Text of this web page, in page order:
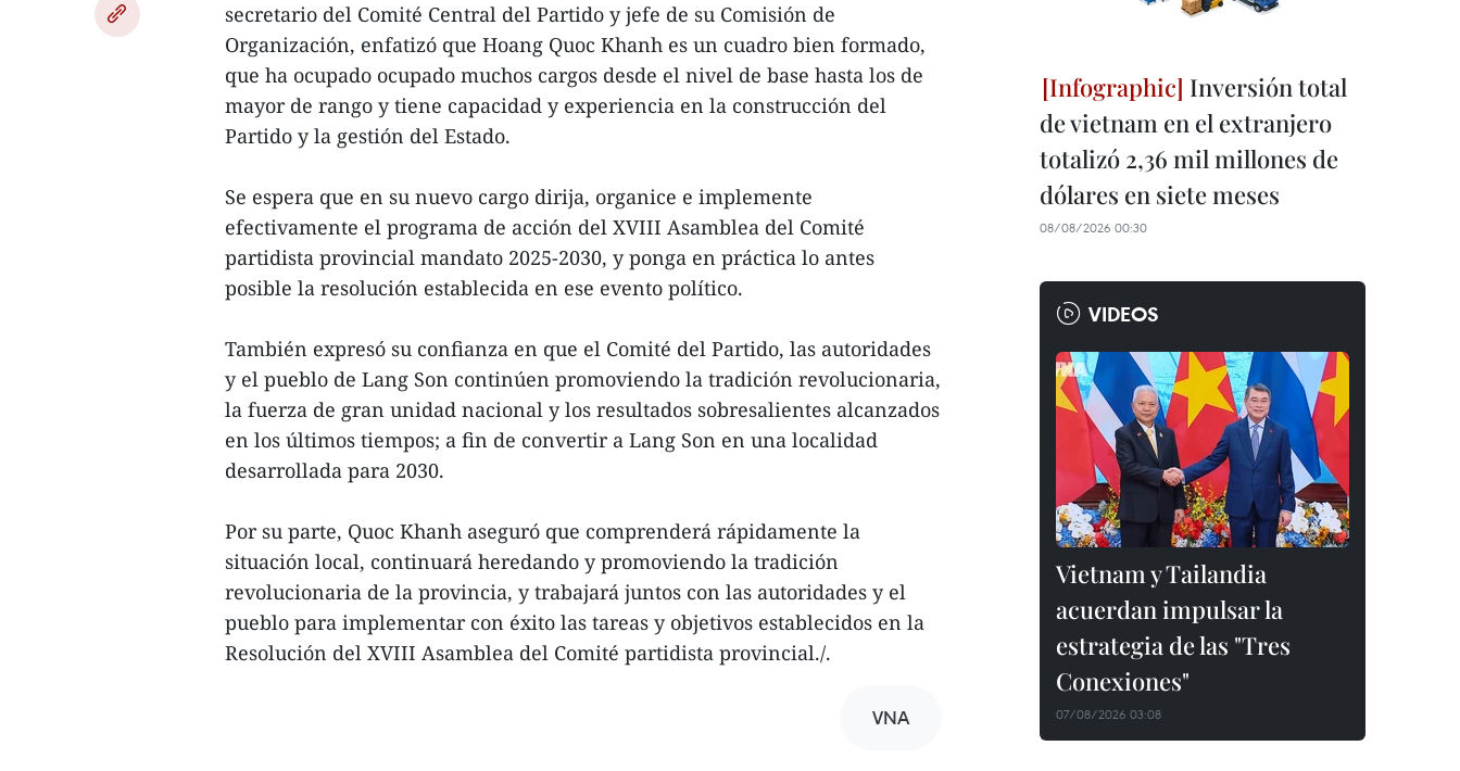
secretario del Comité Central del Partido y jefe de su Comisión de
Organización, enfatizó que Hoang Quoc Khanh es un cuadro bien formado,
que ha ocupado ocupado muchos cargos desde el nivel de base hasta los de
mayor de rango y tiene capacidad y experiencia en la construcción del
Partido y la gestión del Estado.
Se espera que en su nuevo cargo dirija, organice e implemente
efectivamente el programa de acción del XVIII Asamblea del Comité
partidista provincial mandato 2025-2030, y ponga en práctica lo antes
posible la resolución establecida en ese evento político.
También expresó su confianza en que el Comité del Partido, las autoridades
y el pueblo de Lang Son continúen promoviendo la tradición revolucionaria,
la fuerza de gran unidad nacional y los resultados sobresalientes alcanzados
en los últimos tiempos; a fin de convertir a Lang Son en una localidad
desarrollada para 2030.
Por su parte, Quoc Khanh aseguró que comprenderá rápidamente la
situación local, continuará heredando y promoviendo la tradición
revolucionaria de la provincia, y trabajará juntos con las autoridades y el
pueblo para implementar con éxito las tareas y objetivos establecidos en la
Resolución del XVIII Asamblea del Comité partidista provincial./.
VNA
Inversión total
de vietnam en el extranjero
totalizó 2,36 mil millones de
dólares en siete meses
08/08/2026 00:30
VIDEOS
Vietnam y Tailandia
acuerdan impulsar la
estrategia de las "Tres
Conexiones"
07/08/2026 03:08